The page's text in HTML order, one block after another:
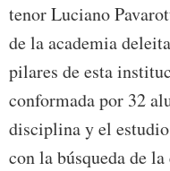
tenor Luciano
de la academia
pilares de esta
conformada por 32
disciplina y el
con la búsqueda de